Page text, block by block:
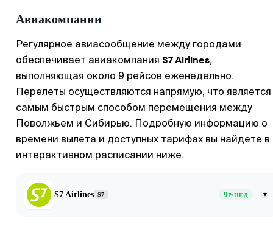
Авиакомпании
Регулярное авиасообщение между городами
обеспечивает авиакомпания S7 Airlines,
выполняющая около 9 рейсов еженедельно.
Перелеты осуществляются напрямую, что является
самым быстрым способом перемещения между
Поволжьем и Сибирью. Подробную информацию о
времени вылета и доступных тарифах вы найдете в
интерактивном расписании ниже.
S7 Airlines S7 9Р/НЕД ▾